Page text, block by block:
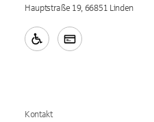
Hauptstraße 19, 66851 Linden
Kontakt